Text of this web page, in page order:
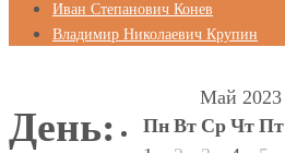
Иван Степанович Конев
Владимир Николаевич Крупин
День:
Май 2023
Пн Вт Ср Чт Пт